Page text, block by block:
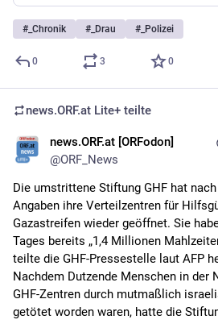
# _Chronik # _Drau # _Polizei
0 3 0
news.ORF.at Lite+ teilte
news.ORF.at [ORFodon]
@ORF_News
Die umstrittene Stiftung GHF hat
Angaben ihre Verteilzentren für
Gazastreifen wieder geöffnet. Sie
Tages bereits „1,4 Millionen
teilte die GHF-Pressestelle laut AFP
Nachdem Dutzende Menschen in der
GHF-Zentren durch mutmaßlich
getötet worden waren, hatte die